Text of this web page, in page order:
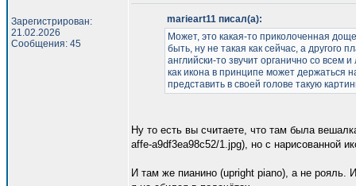
Зарегистрирован:
21.02.2026
Сообщения: 45
marieart11 писал(а):
Может, это какая-то приколоченная
быть, ну не такая как сейчас, а другого
английски-то звучит органично со всем
как икона в принципе может держаться
представить в своей голове такую
Ну то есть вы считаете, что там была
affe-a9df3ea98c52/1.jpg), но с нарисованной
И там же пианино (upright piano), а не рояль.